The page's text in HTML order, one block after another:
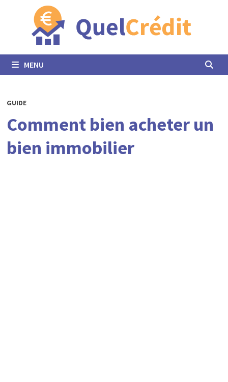
MENU
GUIDE
Comment bien acheter un
bien immobilier